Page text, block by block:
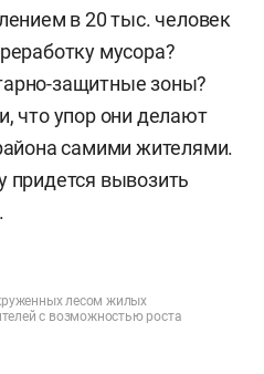
в 20 тыс. человек
мусора?
защитные зоны?
что упор они делают
самими жителями.
придется вывозить
лесом жилых
с возможностью роста